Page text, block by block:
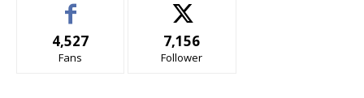
4,527
Fans
7,156
Follower